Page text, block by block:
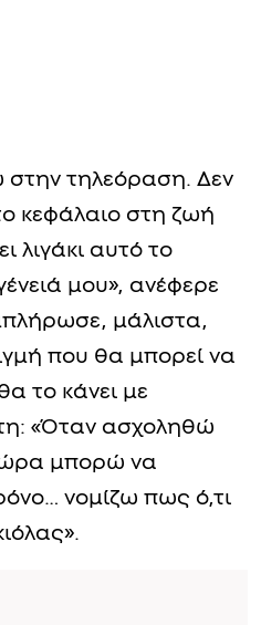
τηλεόραση. Δεν
κεφάλαιο στη ζωή
λιγάκι αυτό το
μου», ανέφερε
μάλιστα,
που θα μπορεί να
το κάνει με
«Όταν ασχοληθώ
μπορώ να
νομίζω πως ό,τι